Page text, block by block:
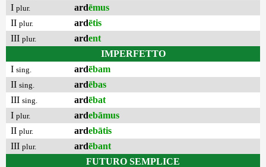
I plur. ardēmus
II plur. ardētis
III plur. ardent
IMPERFETTO
I sing. ardēbam
II sing. ardēbas
III sing. ardēbat
I plur. ardebāmus
II plur. ardebātis
III plur. ardēbant
FUTURO SEMPLICE